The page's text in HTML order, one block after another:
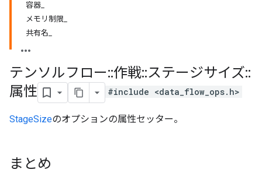
容器_
メモリ制限_
共有名_
テンソルフロー::作戦::ステージサイズ::
属性
#include <data_flow_ops.h>
StageSizeのオプションの属性セッター。
まとめ